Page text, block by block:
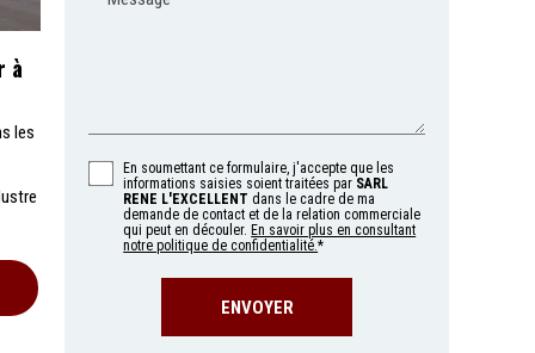
à
les
En soumettant ce formulaire, j'accepte que les
informations saisies soient traitées par SARL
RENE L'EXCELLENT dans le cadre de ma
demande de contact et de la relation commerciale
qui peut en découler. En savoir plus en consultant
notre politique de confidentialité.*